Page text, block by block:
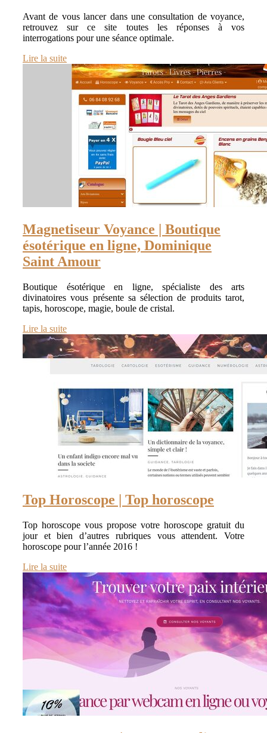
Avant de vous lancer dans une consultation de voyance,
retrouvez sur ce site toutes les réponses à vos
interrogations pour une séance optimale.
Lire la suite
Magnetiseur Voyance | Boutique
ésotérique en ligne, Dominique
Saint Amour
Boutique ésotérique en ligne, spécialiste des arts
divinatoires vous présente sa sélection de produits tarot,
tapis, horoscope, magie, boule de cristal.
Lire la suite
Top Horoscope | Top horoscope
Top horoscope vous propose votre horoscope gratuit du
jour et bien d’autres rubriques vous attendent. Votre
horoscope pour l’année 2016 !
Lire la suite